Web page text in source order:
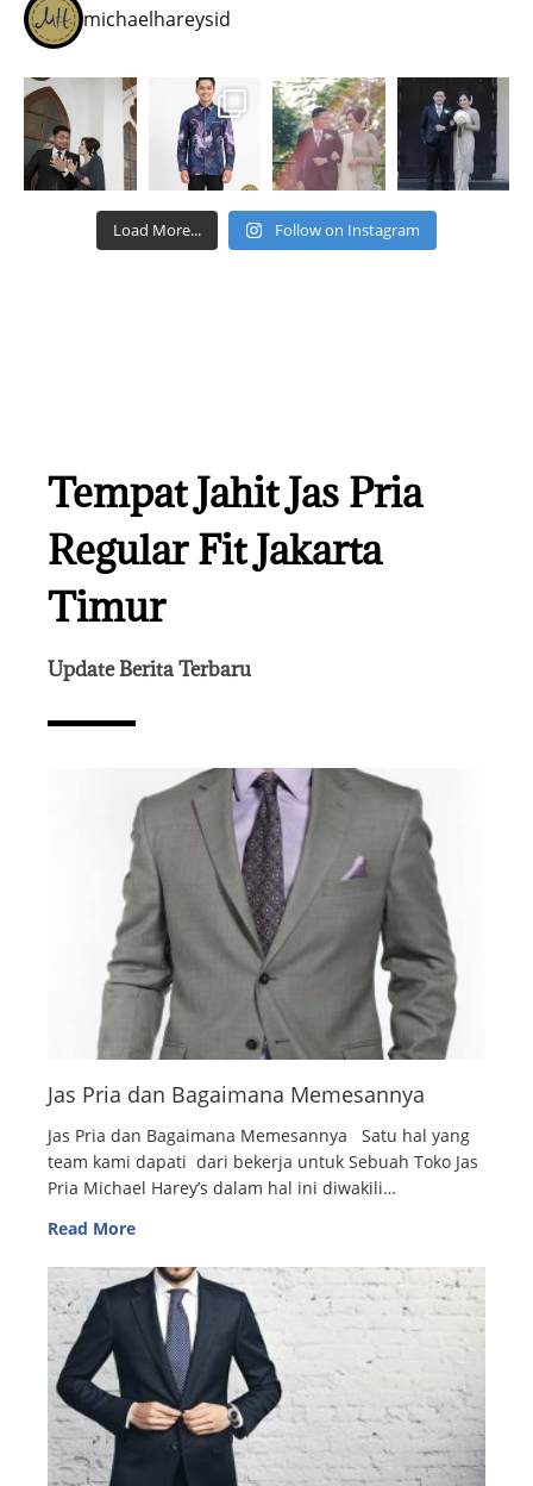
michaelhareysid
Load More... Follow on Instagram
Tempat Jahit Jas Pria
Regular Fit Jakarta
Timur
Update Berita Terbaru
Jas Pria dan Bagaimana Memesannya
Jas Pria dan Bagaimana Memesannya Satu hal yang
team kami dapati dari bekerja untuk Sebuah Toko Jas
Pria Michael Harey’s dalam hal ini diwakili…
Read More